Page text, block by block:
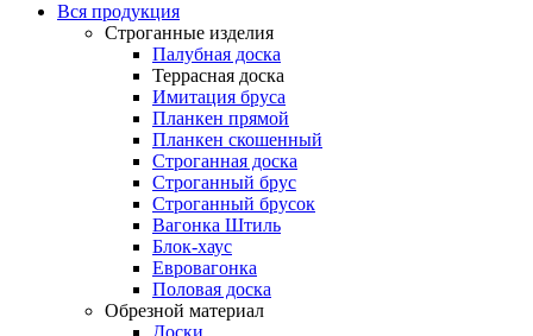
Вся продукция
Строганные изделия
Палубная доска
Террасная доска
Имитация бруса
Планкен прямой
Планкен скошенный
Строганная доска
Строганный брус
Строганный брусок
Вагонка Штиль
Блок-хаус
Евровагонка
Половая доска
Обрезной материал
Доски